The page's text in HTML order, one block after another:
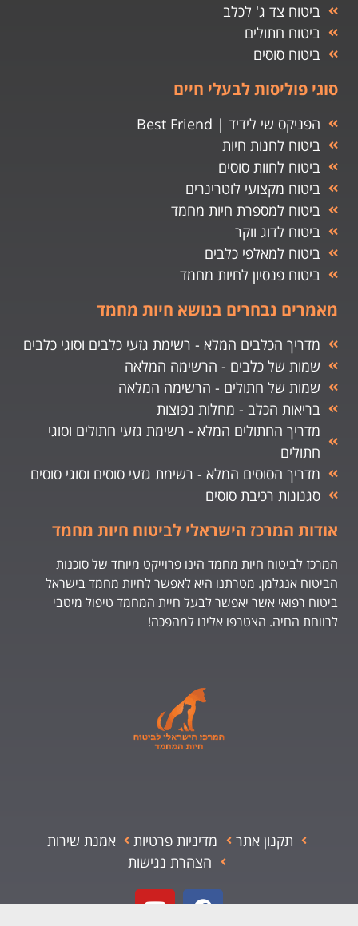
ביטוח צד ג' לכלב
ביטוח חתולים
ביטוח סוסים
סוגי פוליסות לבעלי חיים
הפניקס שי לידיד | Best Friend
ביטוח לחנות חיות
ביטוח לחוות סוסים
ביטוח מקצועי לוטרינרים
ביטוח למספרת חיות מחמד
ביטוח לדוג ווקר
ביטוח למאלפי כלבים
ביטוח פנסיון לחיות מחמד
מאמרים נבחרים בנושא חיות מחמד
מדריך הכלבים המלא - רשימת גזעי כלבים וסוגי כלבים
שמות של כלבים - הרשימה המלאה
שמות של חתולים - הרשימה המלאה
בריאות הכלב - מחלות נפוצות
מדריך החתולים המלא - רשימת גזעי חתולים וסוגי
חתולים
מדריך הסוסים המלא - רשימת גזעי סוסים וסוגי סוסים
סגנונות רכיבת סוסים
אודות המרכז הישראלי לביטוח חיות מחמד
המרכז לביטוח חיות מחמד הינו פרוייקט מיוחד של סוכנות
הביטוח אנגלמן. מטרתנו היא לאפשר לחיות מחמד בישראל
ביטוח רפואי אשר יאפשר לבעל חיית המחמד טיפול מיטבי
לרווחת החיה. הצטרפו אלינו למהפכה!
תקנון אתר מדיניות פרטיות
אמנת שירות
הצהרת נגישות